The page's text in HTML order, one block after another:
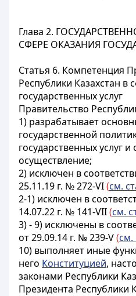
Глава 2.
СФЕРЕ ОКАЗАНИЯ
Статья 6. Компетенция
Республики Казахстан в
государственных услуг
Правительство
1) разрабатывает
государственной
государственных услуг и
осуществление;
2) исключен в
25.11.19 г. № 272-VI(см.
2-1) исключен в
14.07.22 г. № 141-VII(см.
3) - 9) исключены в
от 29.09.14 г. № 239-V(см.
10) выполняет иные
него Конституцией,
законами Республики
Президента Республики